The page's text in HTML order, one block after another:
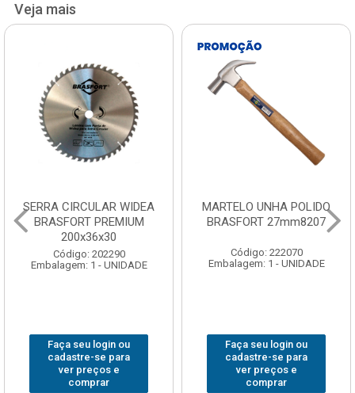
Veja mais
SERRA CIRCULAR WIDEA
BRASFORT PREMIUM
200x36x30
Código: 202290
Embalagem: 1 - UNIDADE
Faça seu login ou
cadastre-se para
ver preços e
comprar
MARTELO UNHA POLIDO
BRASFORT 27mm8207
Código: 222070
Embalagem: 1 - UNIDADE
Faça seu login ou
cadastre-se para
ver preços e
comprar